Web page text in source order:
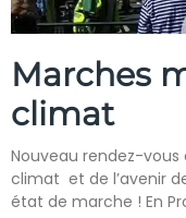
Marches
climat
Nouveau rendez-
climat et de l’avenir
état de marche ! En